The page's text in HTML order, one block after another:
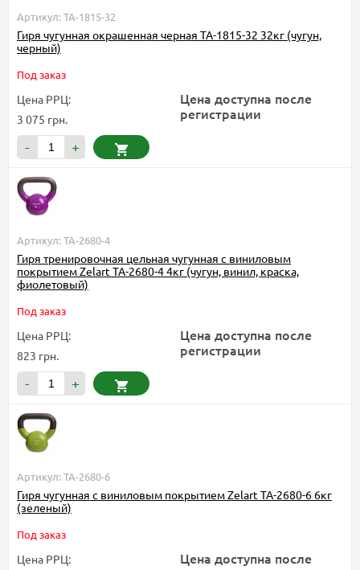
Артикул: TA-1815-32
Гиря чугунная окрашенная черная TA-1815-32 32кг (чугун,
черный)
Под заказ
Цена РРЦ:
3 075 грн.
Цена доступна после
регистрации
- +
Артикул: TA-2680-4
Гиря тренировочная цельная чугунная с виниловым
покрытием Zelart TA-2680-4 4кг (чугун, винил, краска,
фиолетовый)
Под заказ
Цена РРЦ:
823 грн.
Цена доступна после
регистрации
- +
Артикул: TA-2680-6
Гиря чугунная с виниловым покрытием Zelart TA-2680-6 6кг
(зеленый)
Под заказ
Цена РРЦ:
Цена доступна после